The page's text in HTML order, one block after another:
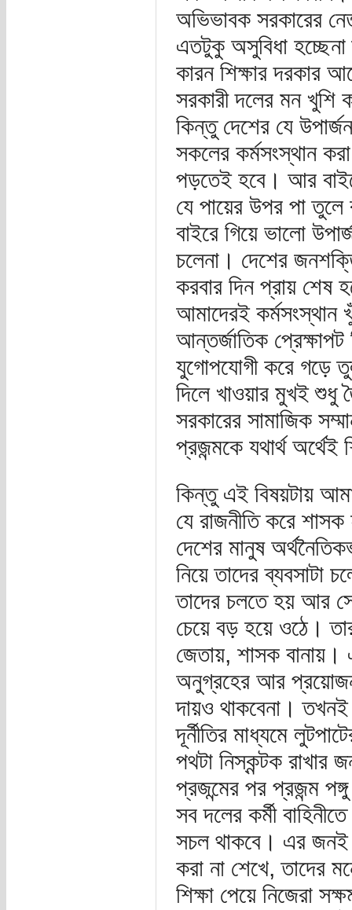
অভিভাবক সরকারের
এতটুকু অসুবিধা
কারন শিক্ষার দরকার
সরকারী দলের মন খুশি
কিন্তু দেশের যে
সকলের কর্মসংস্থান
পড়তেই হবে। আর
যে পায়ের উপর পা তুলে
বাইরে গিয়ে ভালো
চলেনা। দেশের
করবার দিন প্রায় শেষ
আমাদেরই কর্মসংস্থান
আন্তর্জাতিক প্রেক্ষাপট
যুগোপযোগী করে গড়ে
দিলে খাওয়ার মুখই শুধু
সরকারের সামাজিক
প্রজন্মকে যথার্থ
কিন্তু এই বিষয়টায়
যে রাজনীতি করে
দেশের মানুষ
নিয়ে তাদের ব্যবসাটা
তাদের চলতে হয় আর
চেয়ে বড় হয়ে ওঠে।
জেতায়, শাসক বানায়।
অনুগ্রহের আর
দায়ও থাকবেনা।
দূর্নীতির মাধ্যমে
পথটা নিস্কন্টক রাখার
প্রজন্মের পর প্রজন্ম
সব দলের কর্মী
সচল থাকবে। এর জনই
করা না শেখে, তাদের
শিক্ষা পেয়ে নিজেরা